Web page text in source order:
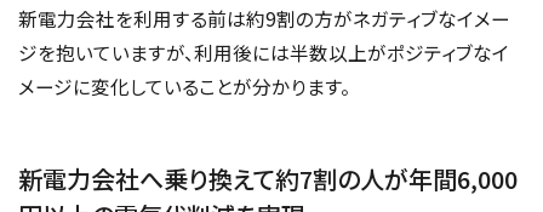
新電力会社を利用する前は約9割の方がネガティブなイメー
ジを抱いていますが、利用後には半数以上がポジティブなイ
メージに変化していることが分かります。
新電力会社へ乗り換えて約7割の人が年間6,000